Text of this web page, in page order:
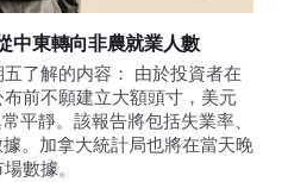
中東轉向非農就業人數
了解的内容： 由於投資者在
前不願建立大額頭寸，美元
平靜。該報告將包括失業率、
。加拿大統計局也將在當天晚
數據。